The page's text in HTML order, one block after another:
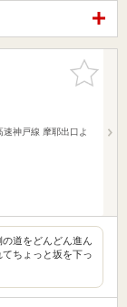
お気に入
りに追加
神戸線 摩耶出口よ
道をどんどん進ん
ちょっと坂を下っ